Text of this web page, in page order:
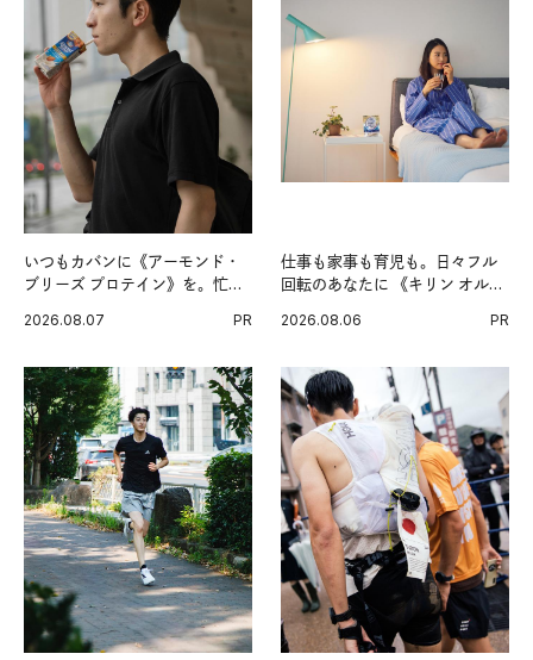
いつもカバンに《アーモンド・
ブリーズ プロテイン》を。忙し
グ習慣。
2026.08.07 PR
仕事も家事も育児も。日々フル
回転のあなたに 《キリン オルニ
2026.08.06 PR